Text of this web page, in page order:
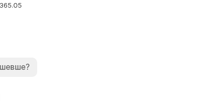
365.05